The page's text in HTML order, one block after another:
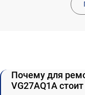
Почему для
VG27AQ1A